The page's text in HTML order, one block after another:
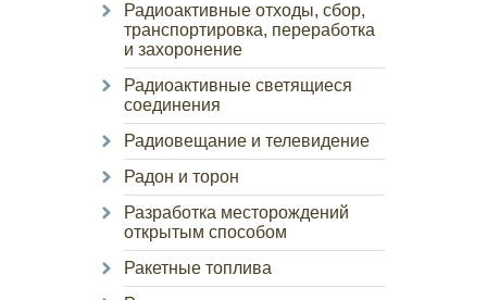
Радиоактивные отходы, сбор,
транспортировка, переработка
и захоронение
Радиоактивные светящиеся
соединения
Радиовещание и телевидение
Радон и торон
Разработка месторождений
открытым способом
Ракетные топлива